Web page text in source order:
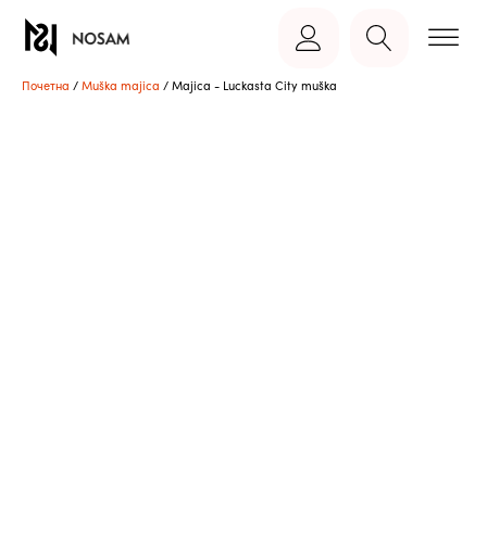
Почетна / Muška majica / Majica - Luckasta City muška